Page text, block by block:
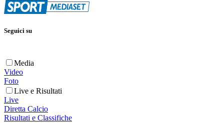
Seguici su
Media
Video
Foto
Live e Risultati
Live
Diretta Calcio
Risultati e Classifiche